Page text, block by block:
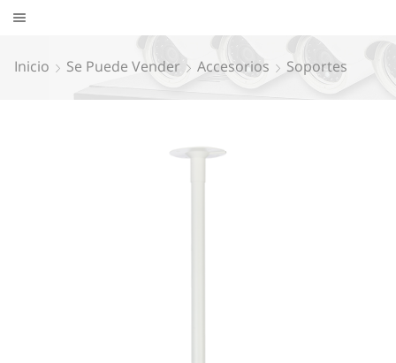
Inicio Se Puede Vender Accesorios Soportes